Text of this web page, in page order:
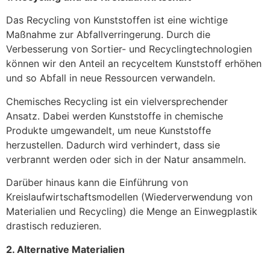
Das Recycling von Kunststoffen ist eine wichtige
Maßnahme zur Abfallverringerung. Durch die
Verbesserung von Sortier- und Recyclingtechnologien
können wir den Anteil an recyceltem Kunststoff erhöhen
und so Abfall in neue Ressourcen verwandeln.
Chemisches Recycling ist ein vielversprechender
Ansatz. Dabei werden Kunststoffe in chemische
Produkte umgewandelt, um neue Kunststoffe
herzustellen. Dadurch wird verhindert, dass sie
verbrannt werden oder sich in der Natur ansammeln.
Darüber hinaus kann die Einführung von
Kreislaufwirtschaftsmodellen (Wiederverwendung von
Materialien und Recycling) die Menge an Einwegplastik
drastisch reduzieren.
2. Alternative Materialien